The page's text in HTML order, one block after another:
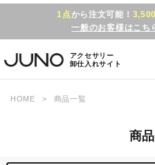
1点から注文可能！
一般のお客様はこち
アクセサリー
卸仕入れサイト
HOME 商品一覧
商